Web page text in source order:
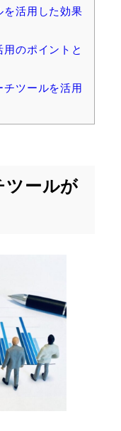
活用した効果
のポイントと
ツールを活用
ールが